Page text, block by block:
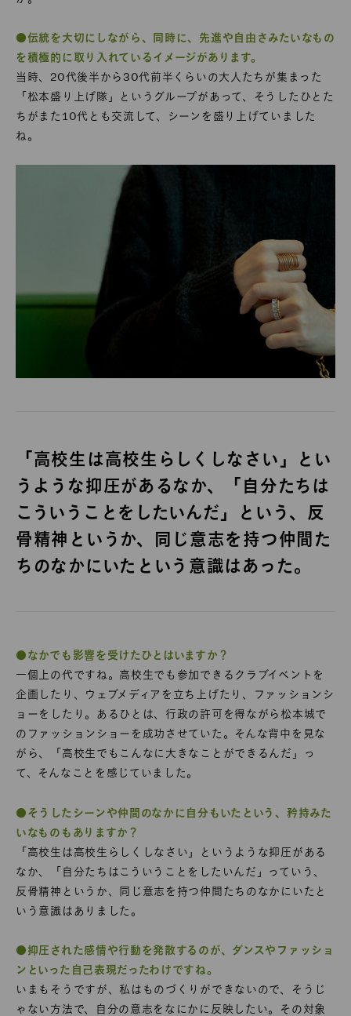
●伝統を大切にしながら、同時に、先進や自由さみたいなもの
を積極的に取り入れているイメージがあります。
当時、20代後半から30代前半くらいの大人たちが集まった
「松本盛り上げ隊」というグループがあって、そうしたひとた
ちがまた10代とも交流して、シーンを盛り上げていました
ね。
「高校生は高校生らしくしなさい」とい
うような抑圧があるなか、「自分たちは
こういうことをしたいんだ」という、反
骨精神というか、同じ意志を持つ仲間た
ちのなかにいたという意識はあった。
●なかでも影響を受けたひとはいますか？
一個上の代ですね。高校生でも参加できるクラブイベントを
企画したり、ウェブメディアを立ち上げたり、ファッションシ
ョーをしたり。あるひとは、行政の許可を得ながら松本城で
のファッションショーを成功させていた。そんな背中を見な
がら、「高校生でもこんなに大きなことができるんだ」っ
て、そんなことを感じていました。
●そうしたシーンや仲間のなかに自分もいたという、矜持みた
いなものもありますか？
「高校生は高校生らしくしなさい」というような抑圧がある
なか、「自分たちはこういうことをしたいんだ」っていう、
反骨精神というか、同じ意志を持つ仲間たちのなかにいたと
いう意識はありました。
●抑圧された感情や行動を発散するのが、ダンスやファッショ
ンといった自己表現だったわけですね。
いまもそうですが、私はものづくりができないので、そうじ
ゃない方法で、自分の意志をなにかに反映したい。その対象